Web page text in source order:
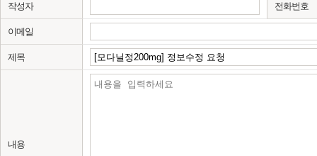
작성자 전화번호
이메일
제목
내용